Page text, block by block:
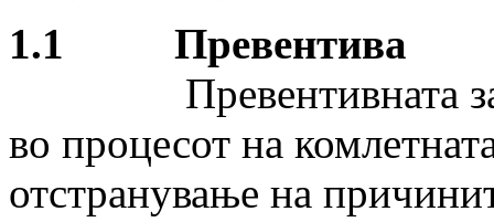
1.1 Превентива
Превентивната
во процесот на
отстранување на